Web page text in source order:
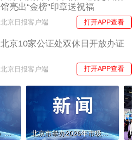
馆亮出“金榜”印章送祝福
北京日报客户端 打开APP查看
北京10家公证处双休日开放办证
北京日报客户端 打开APP查看
“宣宣”学习笔记（171）丨坚持党的创新理论对中国哲学社会科学的价值引领 北京市举办2026年市级社会组织负责人教育培训班